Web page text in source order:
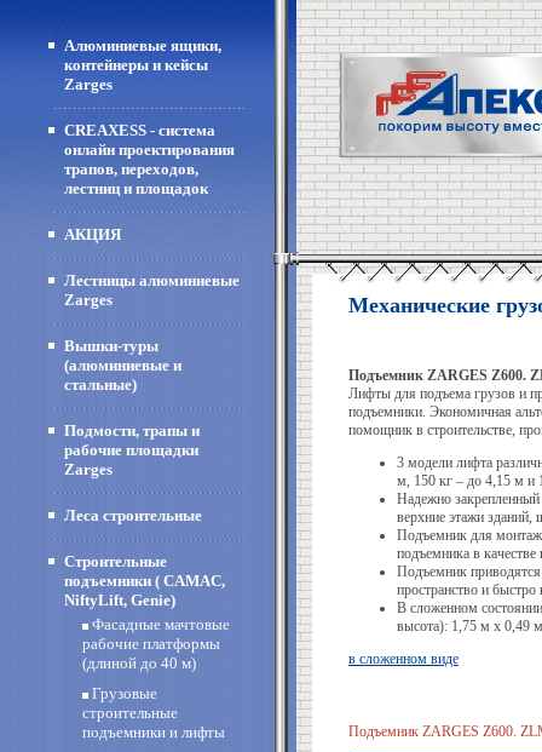
Алюминиевые ящики,
контейнеры и кейсы
Zarges
CREAXESS - система
онлайн проектирования
трапов, переходов,
лестниц и площадок
АКЦИЯ
Лестницы алюминиевые
Zarges
Вышки-туры
(алюминиевые и
стальные)
Подмости, трапы и
рабочие площадки
Zarges
Леса строительные
Строительные
подъемники ( CAMAC,
NiftyLift, Genie)
Фасадные мачтовые
рабочие платформы
(длиной до 40 м)
Грузовые
строительные
подъемники и лифты
Механические
Подъемник ZARGES Z600.
Лифты для подъема грузов и
подъемники. Экономичная
помощник в строительстве,
3 модели лифта
м, 150 кг – до 4,15 м и
Надежно закрепленный
верхние этажи зданий,
Подъемник для
подъемника в
Подъемник
пространство и быстро
В сложенном
высота): 1,75 м х 0,49
в сложенном виде
Подъемник ZARGES Z600.